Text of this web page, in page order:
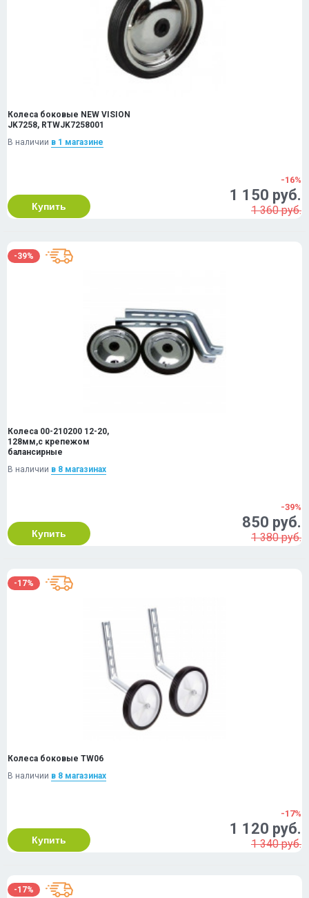
Колеса боковые NEW VISION
JK7258, RTWJK7258001
В наличии в 1 магазинe
Купить
-16%
1 150 руб.
1 360 руб.
-39%
Колеса 00-210200 12-20,
128мм,с крепежом
балансирные
В наличии в 8 магазинах
Купить
-39%
850 руб.
1 380 руб.
-17%
Колеса боковые TW06
В наличии в 8 магазинах
Купить
-17%
1 120 руб.
1 340 руб.
-17%